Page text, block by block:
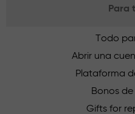
Para
Todo
Abrir una
Plataforma
Bonos
Gifts for